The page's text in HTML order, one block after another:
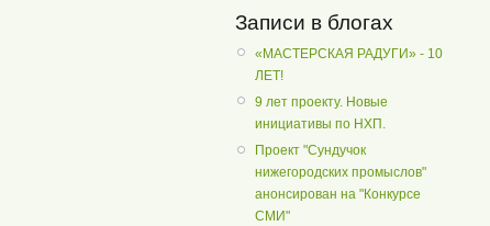
Записи в блогах
«МАСТЕРСКАЯ РАДУГИ» - 10
ЛЕТ!
9 лет проекту. Новые
инициативы по НХП.
Проект "Сундучок
нижегородских промыслов"
анонсирован на "Конкурсе
СМИ"